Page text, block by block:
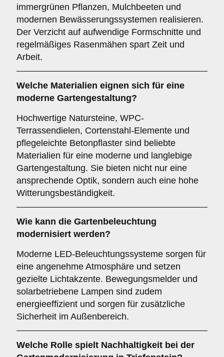
immergrünen Pflanzen, Mulchbeeten und
modernen Bewässerungssystemen realisieren.
Der Verzicht auf aufwendige Formschnitte und
regelmäßiges Rasenmähen spart Zeit und
Arbeit.
Welche Materialien eignen sich für eine
moderne Gartengestaltung?
Hochwertige Natursteine, WPC-
Terrassendielen, Cortenstahl-Elemente und
pflegeleichte Betonpflaster sind beliebte
Materialien für eine moderne und langlebige
Gartengestaltung. Sie bieten nicht nur eine
ansprechende Optik, sondern auch eine hohe
Witterungsbeständigkeit.
Wie kann die Gartenbeleuchtung
modernisiert werden?
Moderne LED-Beleuchtungssysteme sorgen für
eine angenehme Atmosphäre und setzen
gezielte Lichtakzente. Bewegungsmelder und
solarbetriebene Lampen sind zudem
energieeffizient und sorgen für zusätzliche
Sicherheit im Außenbereich.
Welche Rolle spielt Nachhaltigkeit bei der